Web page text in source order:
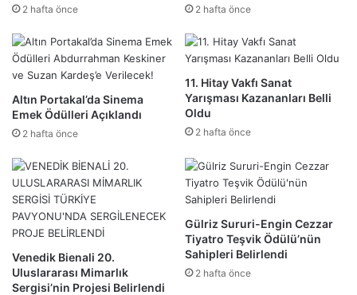
2 hafta önce 2 hafta önce
Altın Portakal’da Sinema
Emek Ödülleri Açıklandı
2 hafta önce
11. Hitay Vakfı Sanat
Yarışması Kazananları Belli
Oldu
2 hafta önce
Venedik Bienali 20.
Uluslararası Mimarlık
Sergisi’nin Projesi Belirlendi
Gülriz Sururi-Engin Cezzar
Tiyatro Teşvik Ödülü’nün
Sahipleri Belirlendi
2 hafta önce